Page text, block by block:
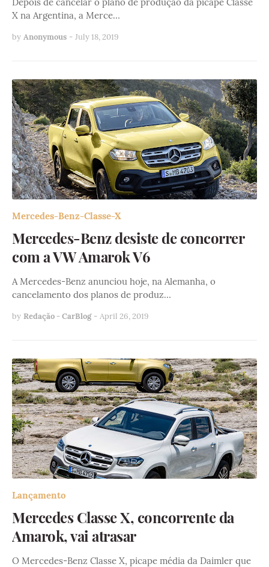
X na Argentina, a Merce…
by Anonymous - July 18, 2019
Mercedes-Benz-Classe-X
Mercedes-Benz desiste de concorrer
com a VW Amarok V6
A Mercedes-Benz anunciou hoje, na Alemanha, o
cancelamento dos planos de produz…
by Redação - CarBlog - April 26, 2019
Lançamento
Mercedes Classe X, concorrente da
Amarok, vai atrasar
O Mercedes-Benz Classe X, picape média da Daimler que